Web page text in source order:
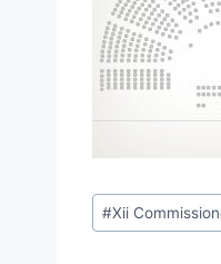
P
o
#Xii